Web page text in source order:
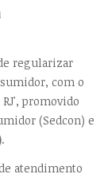
regularizar
com o
promovido
(Sedcon) e
.
atendimento